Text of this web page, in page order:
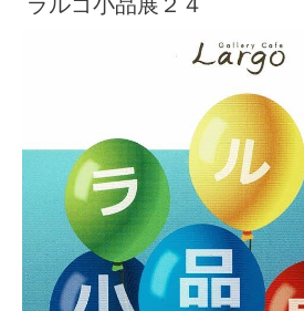
ラルゴ小品展２４